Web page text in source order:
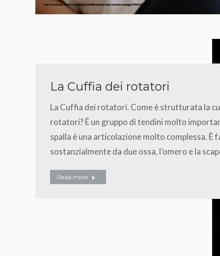
La Cuffia dei rotatori
La Cuffia dei rotatori. Come è strutturata la
rotatori? È un gruppo di tendini molto
spalla è una articolazione molto complessa. È
sostanzialmente da due ossa, l’omero e la
Read more